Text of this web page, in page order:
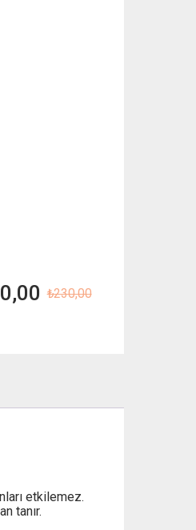
₺230,00
etkilemez.
tanır.